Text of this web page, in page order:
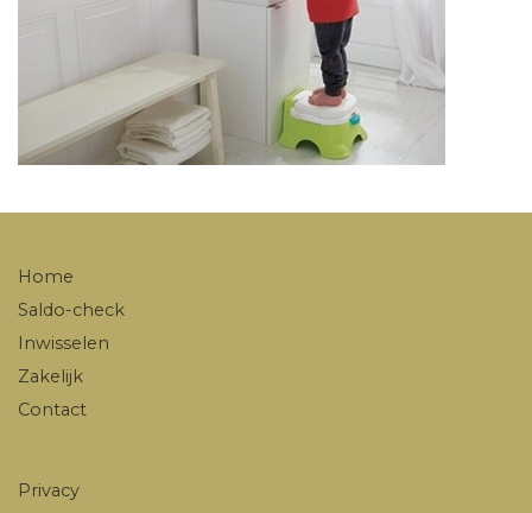
Home
Saldo-check
Inwisselen
Zakelijk
Contact
Privacy